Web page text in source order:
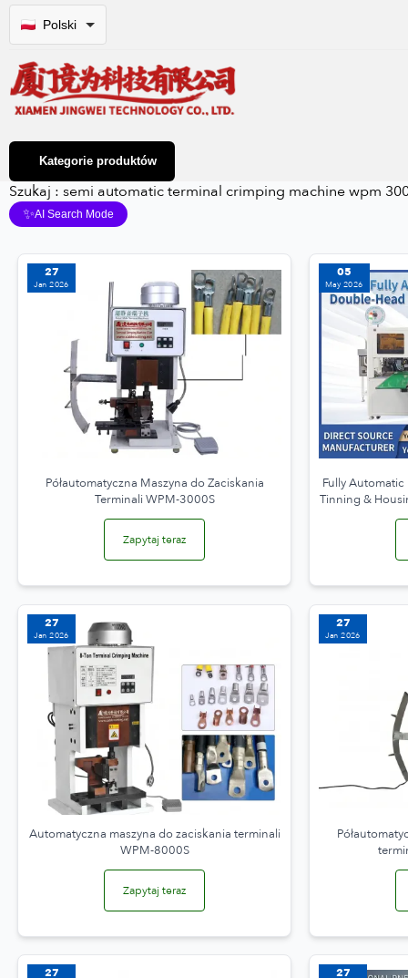
Polski
Kategorie produktów
Szukaj : semi automatic terminal crimping machine wpm
✨AI Search Mode
27
Jan 2026
Półautomatyczna Maszyna do Zaciskania
Terminali WPM-3000S
Zapytaj teraz
05
May 2026
Fully
Tinning &
27
Jan 2026
Automatyczna maszyna do zaciskania terminali
WPM-8000S
Zapytaj teraz
27
Jan 2026
27 27